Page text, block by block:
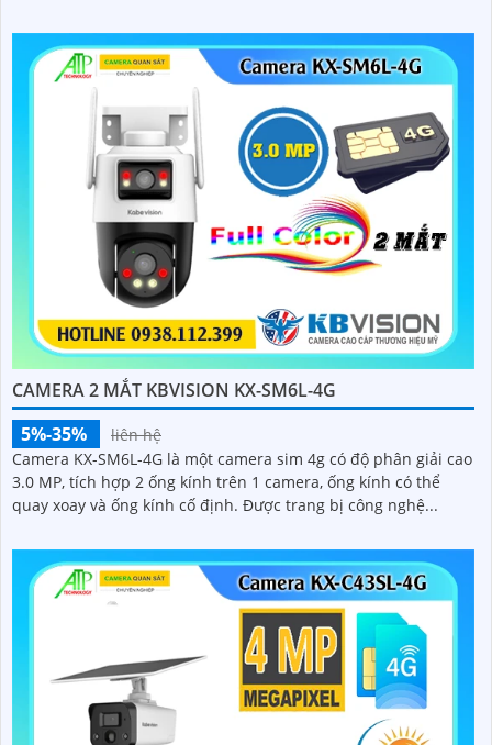
CAMERA 2 MẮT KBVISION KX-SM6L-4G
5%-35%
liên hệ
Camera KX-SM6L-4G là một camera sim 4g có độ phân giải cao
3.0 MP, tích hợp 2 ống kính trên 1 camera, ống kính có thể
quay xoay và ống kính cố định. Được trang bị công nghệ...